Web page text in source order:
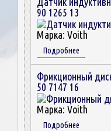
90 1265 13
Марка: Voith
Подробнее
Фрикционный
50 7147 16
Марка: Voith
Подробнее